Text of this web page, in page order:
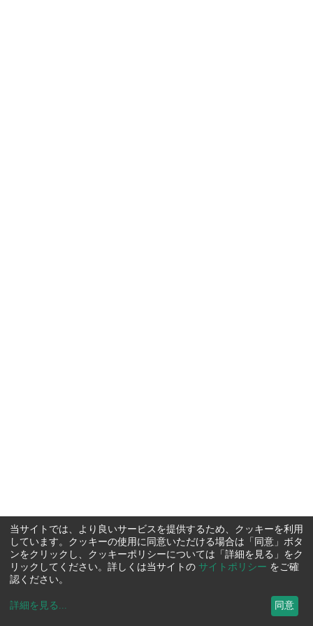
当サイトでは、より良いサービスを提供するため、クッキーを利用
しています。クッキーの使用に同意いただける場合は「同意」ボタ
ンをクリックし、クッキーポリシーについては「詳細を見る」をク
リックしてください。詳しくは当サイトの サイトポリシー をご確
認ください。
詳細を見る ... 同意